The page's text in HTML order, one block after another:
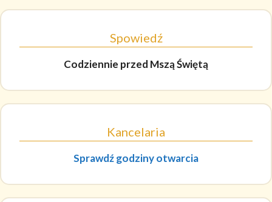
Spowiedź
Codziennie przed Mszą Świętą
Kancelaria
Sprawdź godziny otwarcia